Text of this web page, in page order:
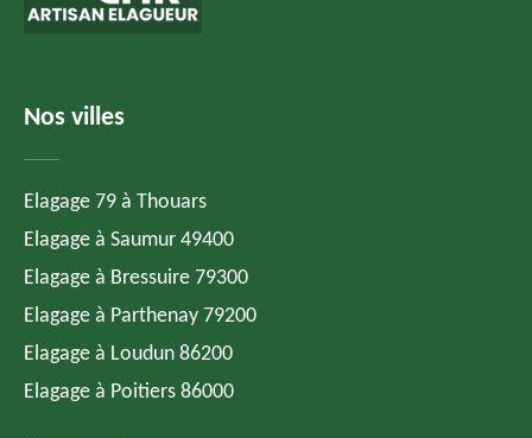
Nos villes
Elagage 79 à Thouars
Elagage à Saumur 49400
Elagage à Bressuire 79300
Elagage à Parthenay 79200
Elagage à Loudun 86200
Elagage à Poitiers 86000